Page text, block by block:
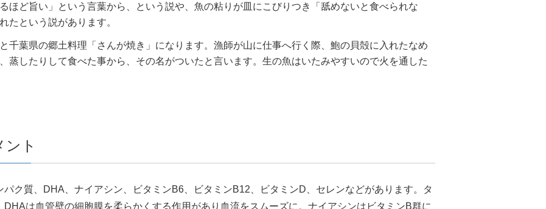
ほど旨い」という言葉から、という説や、魚の粘りが皿にこびりつき「舐めないと食べられな
たという説があります。
千葉県の郷土料理「さんが焼き」になります。漁師が山に仕事へ行く際、鮑の貝殻に入れたなめ
蒸したりして食べた事から、その名がついたと言います。生の魚はいたみやすいので火を通した
ト
ク質、DHA、ナイアシン、ビタミンB6、ビタミンB12、ビタミンD、セレンなどがあります。タ
は血管壁の細胞膜を柔らかくする作用があり血流をスムーズに。ナイアシンはビタミンB群に